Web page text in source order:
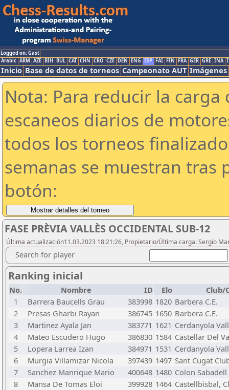
Logged on: Gast
Arabic ARM AZE BIH BUL CAT CHN CRO CZE DEN ENG ESP FAI FIN FRA GER GRE INA
Inicio Base de datos de torneos Campeonato AUT Imágenes
Nota: Para reducir la
escaneos diarios de
todos los torneos
semanas se muestran tras
botón:
FASE PRÈVIA VALLÈS OCCIDENTAL SUB-12
Última actualización11.03.2023 18:21:26, Propietario/Última carga: Sergio
Search for player
Ranking inicial
No. Nombre ID Elo
Club/
1
Barrera Baucells Grau 383998 1820 Barbera C.E.
2
Presas Gharbi Rayan 386745 1650 Barbera C.E.
3
Martinez Ayala Jan 383771 1621 Cerdanyola
4
Mateo Escudero Hugo 386830 1584 Castellar Del
5
Lopera Larrea Izan 384971 1531 Cerdanyola
6
Murgia Villamizar Nicola 397439 1497 Sant Cugat
7
Sanchez Manrique Mario 400648 1480 Colon Sabadell
8
Mansa De Tomas Eloi 399928 1464 Castellbisbal,